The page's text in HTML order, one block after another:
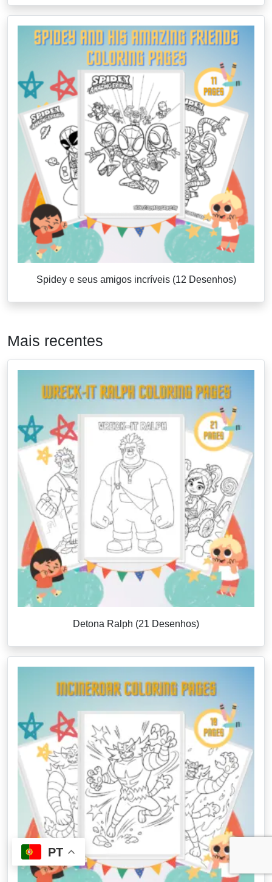
Spidey e seus amigos incríveis (12 Desenhos)
Mais recentes
Detona Ralph (21 Desenhos)
PT